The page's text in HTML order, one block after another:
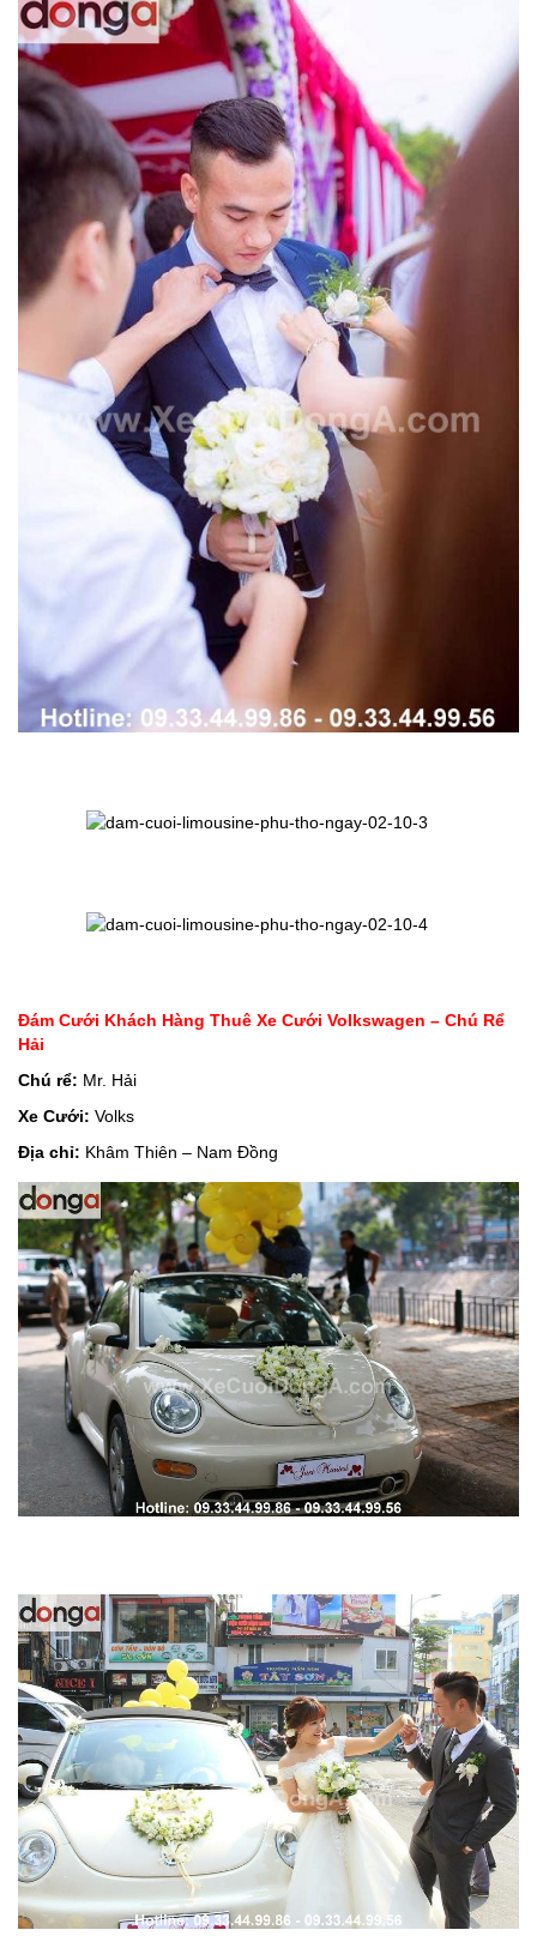
Đám Cưới Khách Hàng Thuê Xe Cưới Volkswagen – Chú Rể
Hải
Chú rể: Mr. Hải
Xe Cưới: Volks
Địa chỉ: Khâm Thiên – Nam Đồng